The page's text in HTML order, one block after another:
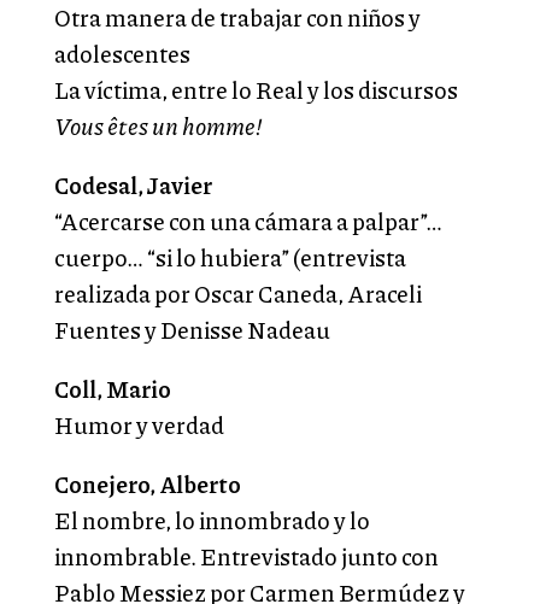
Otra manera de trabajar con niños y
adolescentes
La víctima, entre lo Real y los discursos
Vous êtes un homme!
Codesal, Javier
“Acercarse con una cámara a palpar”…
cuerpo… “si lo hubiera” (entrevista
realizada por Oscar Caneda, Araceli
Fuentes y Denisse Nadeau
Coll, Mario
Humor y verdad
Conejero, Alberto
El nombre, lo innombrado y lo
innombrable. Entrevistado junto con
Pablo Messiez por Carmen Bermúdez y